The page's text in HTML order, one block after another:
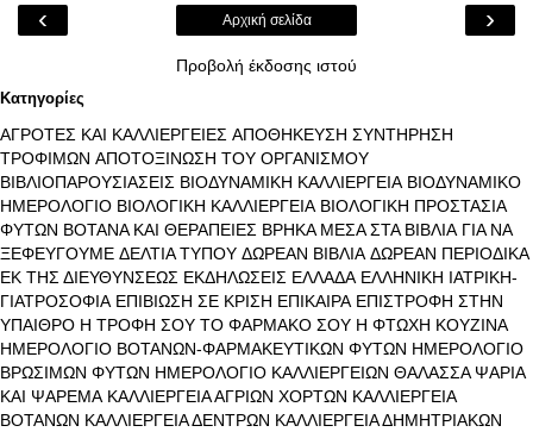
‹ ›
Αρχική σελίδα
Προβολή έκδοσης ιστού
Κατηγορίες
ΑΓΡΟΤΕΣ ΚΑΙ ΚΑΛΛΙΕΡΓΕΙΕΣ ΑΠΟΘΗΚΕΥΣΗ ΣΥΝΤΗΡΗΣΗ
ΤΡΟΦΙΜΩΝ ΑΠΟΤΟΞΙΝΩΣΗ ΤΟΥ ΟΡΓΑΝΙΣΜΟΥ
ΒΙΒΛΙΟΠΑΡΟΥΣΙΑΣΕΙΣ ΒΙΟΔΥΝΑΜΙΚΗ ΚΑΛΛΙΕΡΓΕΙΑ ΒΙΟΔΥΝΑΜΙΚΟ
ΗΜΕΡΟΛΟΓΙΟ ΒΙΟΛΟΓΙΚΗ ΚΑΛΛΙΕΡΓΕΙΑ ΒΙΟΛΟΓΙΚΗ ΠΡΟΣΤΑΣΙΑ
ΦΥΤΩΝ ΒΟΤΑΝΑ ΚΑΙ ΘΕΡΑΠΕΙΕΣ ΒΡΗΚΑ ΜΕΣΑ ΣΤΑ ΒΙΒΛΙΑ ΓΙΑ ΝΑ
ΞΕΦΕΥΓΟΥΜΕ ΔΕΛΤΙΑ ΤΥΠΟΥ ΔΩΡΕΑΝ ΒΙΒΛΙΑ ΔΩΡΕΑΝ ΠΕΡΙΟΔΙΚΑ
ΕΚ ΤΗΣ ΔΙΕΥΘΥΝΣΕΩΣ ΕΚΔΗΛΩΣΕΙΣ ΕΛΛΑΔΑ ΕΛΛΗΝΙΚΗ ΙΑΤΡΙΚΗ-
ΓΙΑΤΡΟΣΟΦΙΑ ΕΠΙΒΙΩΣΗ ΣΕ ΚΡΙΣΗ ΕΠΙΚΑΙΡΑ ΕΠΙΣΤΡΟΦΗ ΣΤΗΝ
ΥΠΑΙΘΡΟ Η ΤΡΟΦΗ ΣΟΥ ΤΟ ΦΑΡΜΑΚΟ ΣΟΥ Η ΦΤΩΧΗ ΚΟΥΖΙΝΑ
ΗΜΕΡΟΛΟΓΙΟ ΒΟΤΑΝΩΝ-ΦΑΡΜΑΚΕΥΤΙΚΩΝ ΦΥΤΩΝ ΗΜΕΡΟΛΟΓΙΟ
ΒΡΩΣΙΜΩΝ ΦΥΤΩΝ ΗΜΕΡΟΛΟΓΙΟ ΚΑΛΛΙΕΡΓΕΙΩΝ ΘΑΛΑΣΣΑ ΨΑΡΙΑ
ΚΑΙ ΨΑΡΕΜΑ ΚΑΛΛΙΕΡΓΕΙΑ ΑΓΡΙΩΝ ΧΟΡΤΩΝ ΚΑΛΛΙΕΡΓΕΙΑ
ΒΟΤΑΝΩΝ ΚΑΛΛΙΕΡΓΕΙΑ ΔΕΝΤΡΩΝ ΚΑΛΛΙΕΡΓΕΙΑ ΔΗΜΗΤΡΙΑΚΩΝ